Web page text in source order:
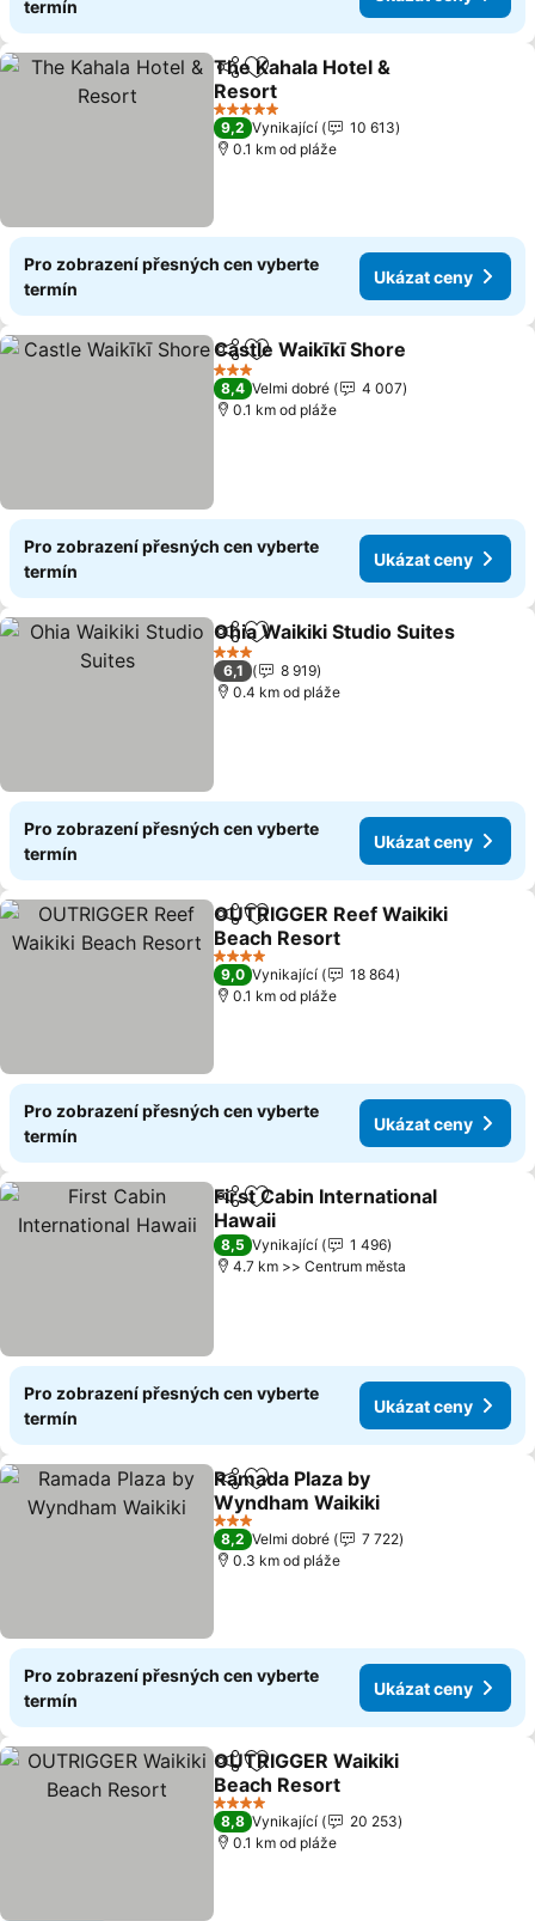
termín
SdíletPřidat na seznam oblíbených
The Kahala Hotel &
Resort
5 Počet hvězdiček
9,2 Vynikající
10 613
0.1 km od pláže
Pro zobrazení přesných cen vyberte
termín
Ukázat ceny
SdíletPřidat na seznam oblíbených
Castle Waikīkī Shore
3 Počet hvězdiček
8,4 Velmi dobré
4 007
0.1 km od pláže
Pro zobrazení přesných cen vyberte
termín
Ukázat ceny
SdíletPřidat na seznam oblíbených
Ohia Waikiki Studio Suites
3 Počet hvězdiček
6,1
8 919
0.4 km od pláže
Pro zobrazení přesných cen vyberte
termín
Ukázat ceny
SdíletPřidat na seznam oblíbených
OUTRIGGER Reef Waikiki
Beach Resort
4 Počet hvězdiček
9,0 Vynikající
18 864
0.1 km od pláže
Pro zobrazení přesných cen vyberte
termín
Ukázat ceny
SdíletPřidat na seznam oblíbených
First Cabin International
Hawaii
8,5 Vynikající
1 496
4.7 km >> Centrum města
Pro zobrazení přesných cen vyberte
termín
Ukázat ceny
SdíletPřidat na seznam oblíbených
Ramada Plaza by
Wyndham Waikiki
3 Počet hvězdiček
8,2 Velmi dobré
7 722
0.3 km od pláže
Pro zobrazení přesných cen vyberte
termín
Ukázat ceny
SdíletPřidat na seznam oblíbených
OUTRIGGER Waikiki
Beach Resort
4 Počet hvězdiček
8,8 Vynikající
20 253
0.1 km od pláže